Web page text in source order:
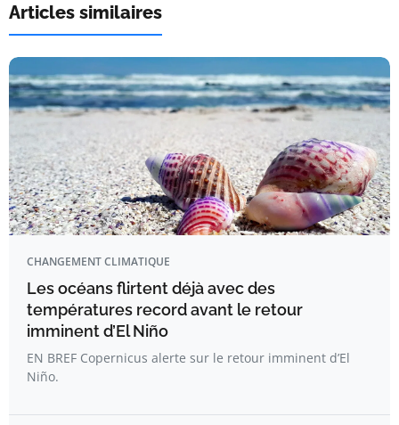
Articles similaires
CHANGEMENT CLIMATIQUE
Les océans flirtent déjà avec des
températures record avant le retour
imminent d’El Niño
EN BREF Copernicus alerte sur le retour imminent d’El
Niño.